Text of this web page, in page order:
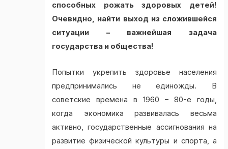
способных рожать здоровых детей!
Очевидно, найти выход из сложившейся
ситуации – важнейшая задача
государства и общества!
Попытки укрепить здоровье населения
предпринимались не единожды. В
советские времена в 1960 – 80-е годы,
когда экономика развивалась весьма
активно, государственные ассигнования на
развитие физической культуры и спорта, а